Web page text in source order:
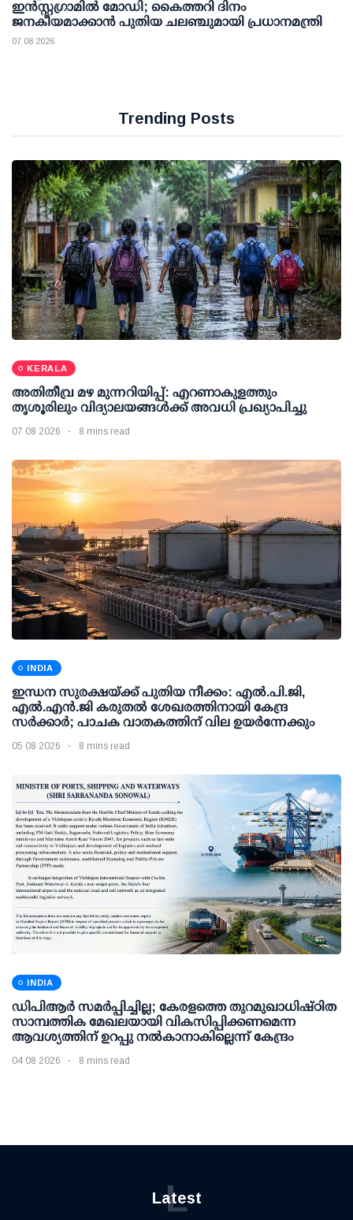
ഇന്‍സ്റ്റഗ്രാമില്‍ മോഡി; കൈത്തറി ദിനം
ജനകീയമാക്കാന്‍ പുതിയ ചലഞ്ചുമായി പ്രധാനമന്ത്രി
07 08 2026
Trending Posts
KERALA
അതിതീവ്ര മഴ മുന്നറിയിപ്പ്: എറണാകുളത്തും
തൃശൂരിലും വിദ്യാലയങ്ങള്‍ക്ക് അവധി പ്രഖ്യാപിച്ചു
07 08 2026 8 mins read
INDIA
ഇന്ധന സുരക്ഷയ്ക്ക് പുതിയ നീക്കം: എല്‍.പി.ജി,
എല്‍.എന്‍.ജി കരുതല്‍ ശേഖരത്തിനായി കേന്ദ്ര
സര്‍ക്കാര്‍; പാചക വാതകത്തിന് വില ഉയര്‍ന്നേക്കും
05 08 2026 8 mins read
INDIA
ഡിപിആര്‍ സമര്‍പ്പിച്ചില്ല; കേരളത്തെ തുറമുഖാധിഷ്ഠിത
സാമ്പത്തിക മേഖലയായി വികസിപ്പിക്കണമെന്ന
ആവശ്യത്തിന് ഉറപ്പു നല്‍കാനാകില്ലെന്ന് കേന്ദ്രം
04 08 2026 8 mins read
Latest
L